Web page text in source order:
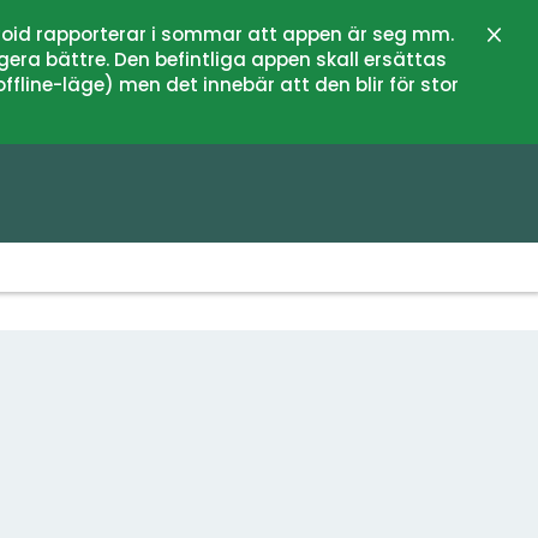
rapporterar i sommar att appen är seg mm.
bättre. Den befintliga appen skall ersättas
läge) men det innebär att den blir för stor